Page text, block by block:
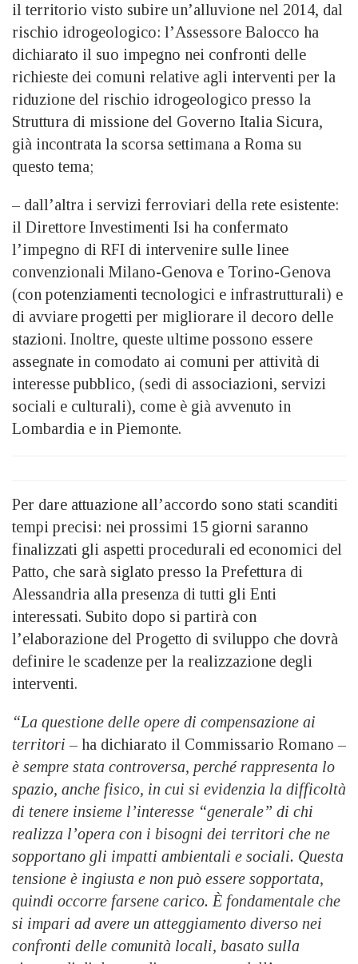
il territorio visto subire un’alluvione nel 2014, dal
rischio idrogeologico: l’Assessore Balocco ha
dichiarato il suo impegno nei confronti delle
richieste dei comuni relative agli interventi per la
riduzione del rischio idrogeologico presso la
Struttura di missione del Governo Italia Sicura,
già incontrata la scorsa settimana a Roma su
questo tema;
– dall’altra i servizi ferroviari della rete esistente:
il Direttore Investimenti Isi ha confermato
l’impegno di RFI di intervenire sulle linee
convenzionali Milano-Genova e Torino-Genova
(con potenziamenti tecnologici e infrastrutturali) e
di avviare progetti per migliorare il decoro delle
stazioni. Inoltre, queste ultime possono essere
assegnate in comodato ai comuni per attività di
interesse pubblico, (sedi di associazioni, servizi
sociali e culturali), come è già avvenuto in
Lombardia e in Piemonte.
Per dare attuazione all’accordo sono stati scanditi
tempi precisi: nei prossimi 15 giorni saranno
finalizzati gli aspetti procedurali ed economici del
Patto, che sarà siglato presso la Prefettura di
Alessandria alla presenza di tutti gli Enti
interessati. Subito dopo si partirà con
l’elaborazione del Progetto di sviluppo che dovrà
definire le scadenze per la realizzazione degli
interventi.
“La questione delle opere di compensazione ai
territori – ha dichiarato il Commissario Romano –
è sempre stata controversa, perché rappresenta lo
spazio, anche fisico, in cui si evidenzia la difficoltà
di tenere insieme l’interesse “generale” di chi
realizza l’opera con i bisogni dei territori che ne
sopportano gli impatti ambientali e sociali. Questa
tensione è ingiusta e non può essere sopportata,
quindi occorre farsene carico. È fondamentale che
si impari ad avere un atteggiamento diverso nei
confronti delle comunità locali, basato sulla